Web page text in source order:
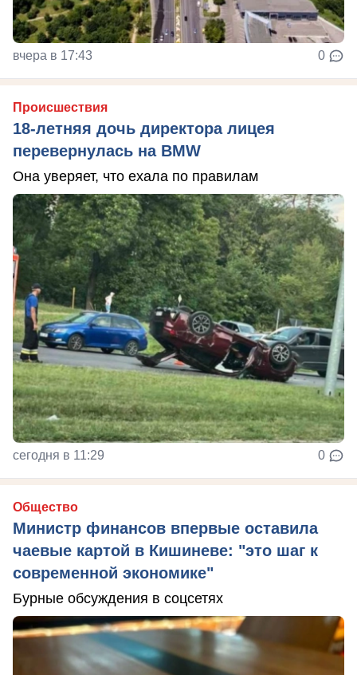
вчера в 17:43 0
Происшествия
18-летняя дочь директора лицея
перевернулась на BMW
Она уверяет, что ехала по правилам
сегодня в 11:29 0
Общество
Министр финансов впервые оставила
чаевые картой в Кишиневе: "это шаг к
современной экономике"
Бурные обсуждения в соцсетях